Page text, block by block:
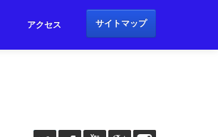
アクセス サイトマップ